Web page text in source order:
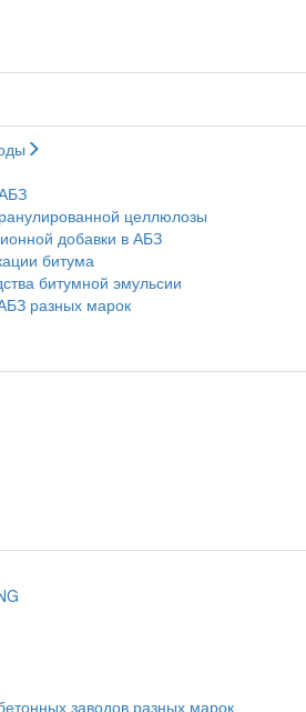
целлюлозы
добавки в АБЗ
битума
битумной эмульсии
разных марок
заводов разных марок